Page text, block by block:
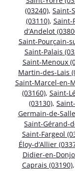
(03240), Saint-
(03110), Saint-
d’Andelot
Saint-Pourçain-
Saint-Palais
Saint-Menoux
Martin-des-Lais
Saint-Marcel-en-
(03160), Saint-
(03130),
Germain-de-
Saint-Gérand-
Saint-Fargeol
Éloy-d’Allier
Didier-en-
Caprais (03190),